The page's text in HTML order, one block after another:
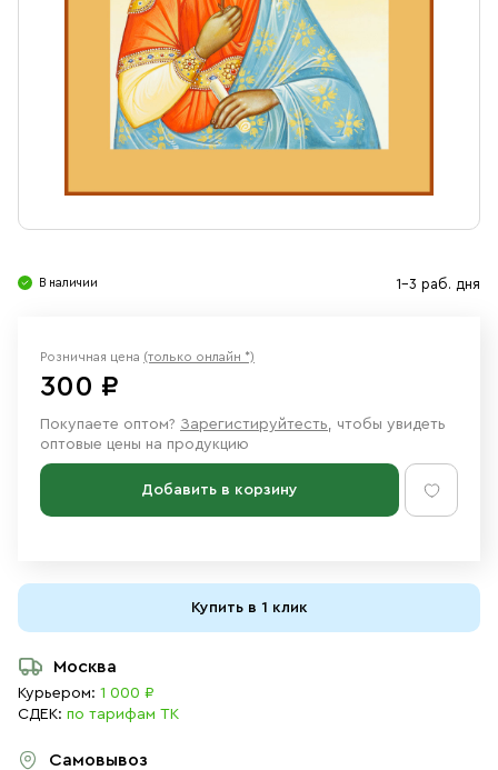
Ювелирные изделия
В наличии 1-3 раб. дня
Розничная цена (только онлайн *)
300 ₽
Покупаете оптом? Зарегистируйтесть, чтобы увидеть
оптовые цены на продукцию
Добавить в корзину
Купить в 1 клик
Москва
Курьером: 1 000 ₽
СДЕК: по тарифам ТК
Самовывоз